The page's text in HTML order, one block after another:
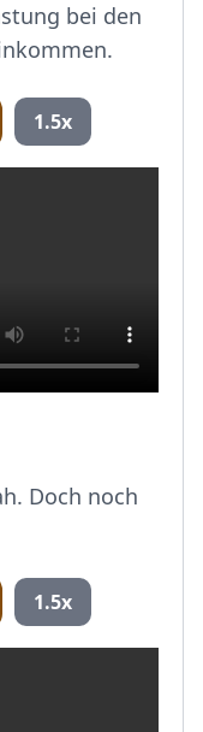
bei den
1.5x
Doch noch
1.5x